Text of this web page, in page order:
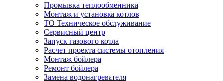
Промывка теплообменника
Монтаж и установка котлов
ТО Техническое обслуживание
Сервисный центр
Запуск газового котла
Расчет проекта системы отопления
Монтаж бойлера
Ремонт бойлера
Замена водонагревателя